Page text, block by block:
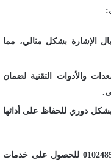
الإشارة بشكل مثالي، مما
والأدوات التقنية لضمان
بشكل دوري للحفاظ على أدائها
للتواصل معنا: اتصل الآن على الرقم 01024856600 للحصول على خدمات